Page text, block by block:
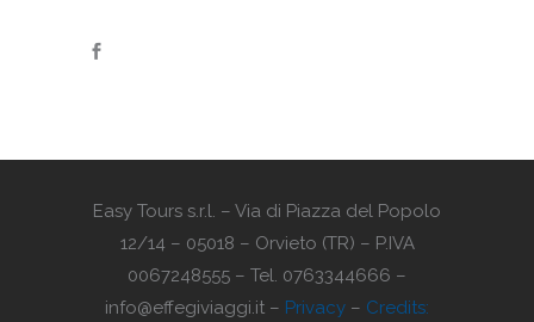
Easy Tours s.r.l. – Via di Piazza del Popolo
12/14 – 05018 – Orvieto (TR) – P.IVA
0067248555 – Tel. 0763344666 –
info@effegiviaggi.it – Privacy – Credits: